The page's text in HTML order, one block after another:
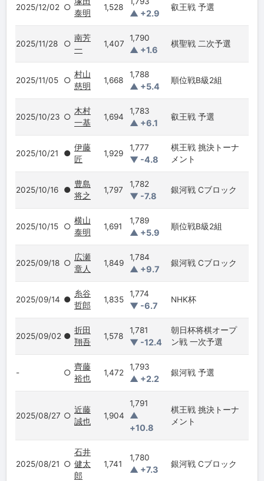
2025/12/02 ○
泰明
1,528
▲ +2.9
叡王戦 予選
2025/11/28 ○
南芳
一
1,407
1,790
▲ +1.6
棋聖戦 二次予選
2025/11/05 ○
村山
慈明
1,668
1,788
▲ +5.4
順位戦B級2組
2025/10/23 ○
木村
一基
1,694
1,783
▲ +6.1
叡王戦 予選
2025/10/21 ●
伊藤
匠
1,929
1,777
▼ -4.8
棋王戦 挑決トーナ
メント
2025/10/16 ●
豊島
将之
1,797
1,782
▼ -7.8
銀河戦 Cブロック
2025/10/15 ○
横山
泰明
1,691
1,789
▲ +5.9
順位戦B級2組
2025/09/18 ○
広瀬
章人
1,849
1,784
▲ +9.7
銀河戦 Cブロック
2025/09/14 ●
糸谷
哲郎
1,835
1,774
▼ -6.7
NHK杯
2025/09/02 ●
折田
翔吾
1,578
1,781
▼ -12.4
朝日杯将棋オープ
ン戦 一次予選
- ○
齊藤
裕也
1,472
1,793
▲ +2.2
銀河戦 予選
2025/08/27 ○
近藤
誠也
1,904
1,791
▲
+10.8
棋王戦 挑決トーナ
メント
2025/08/21 ○
石井
健太
郎
1,741
1,780
▲ +7.3
銀河戦 Cブロック